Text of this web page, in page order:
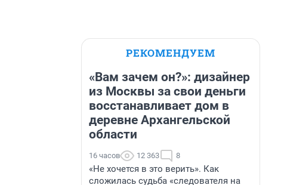
РЕКОМЕНДУЕМ
«Вам зачем он?»: дизайнер
из Москвы за свои деньги
восстанавливает дом в
деревне Архангельской
области
16 часов 12 363 8
«Не хочется в это верить». Как
сложилась судьба «следователя на